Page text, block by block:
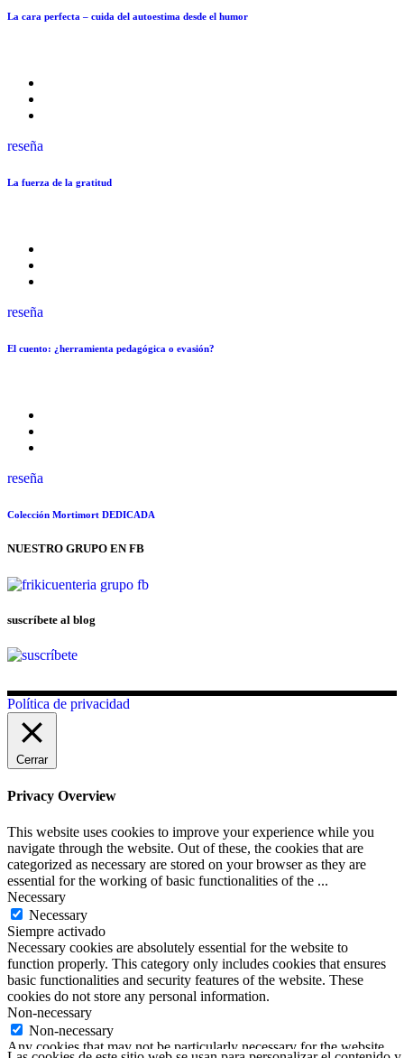
La cara perfecta – cuida del autoestima desde el humor
reseña
La fuerza de la gratitud
reseña
El cuento: ¿herramienta pedagógica o evasión?
reseña
Colección Mortimort DEDICADA
NUESTRO GRUPO EN FB
suscríbete al blog
Política de privacidad
Cerrar
Privacy Overview
This website uses cookies to improve your experience while you
navigate through the website. Out of these, the cookies that are
categorized as necessary are stored on your browser as they are
essential for the working of basic functionalities of the ...
Necessary
Necessary
Siempre activado
Necessary cookies are absolutely essential for the website to
function properly. This category only includes cookies that ensures
basic functionalities and security features of the website. These
cookies do not store any personal information.
Non-necessary
Non-necessary
Any cookies that may not be particularly necessary for the website